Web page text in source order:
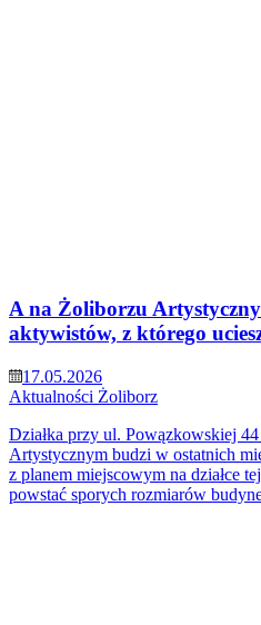
A na Żoliborzu
aktywistów, z którego
17.05.2026
Aktualności Żoliborz
Działka przy ul. Powązkowskiej
Artystycznym budzi w ostatnich
z planem miejscowym na działce
powstać sporych rozmiarów